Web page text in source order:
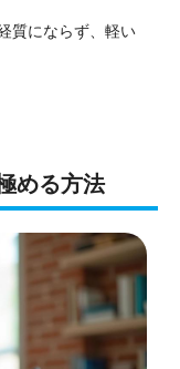
質にならず、軽い
める方法